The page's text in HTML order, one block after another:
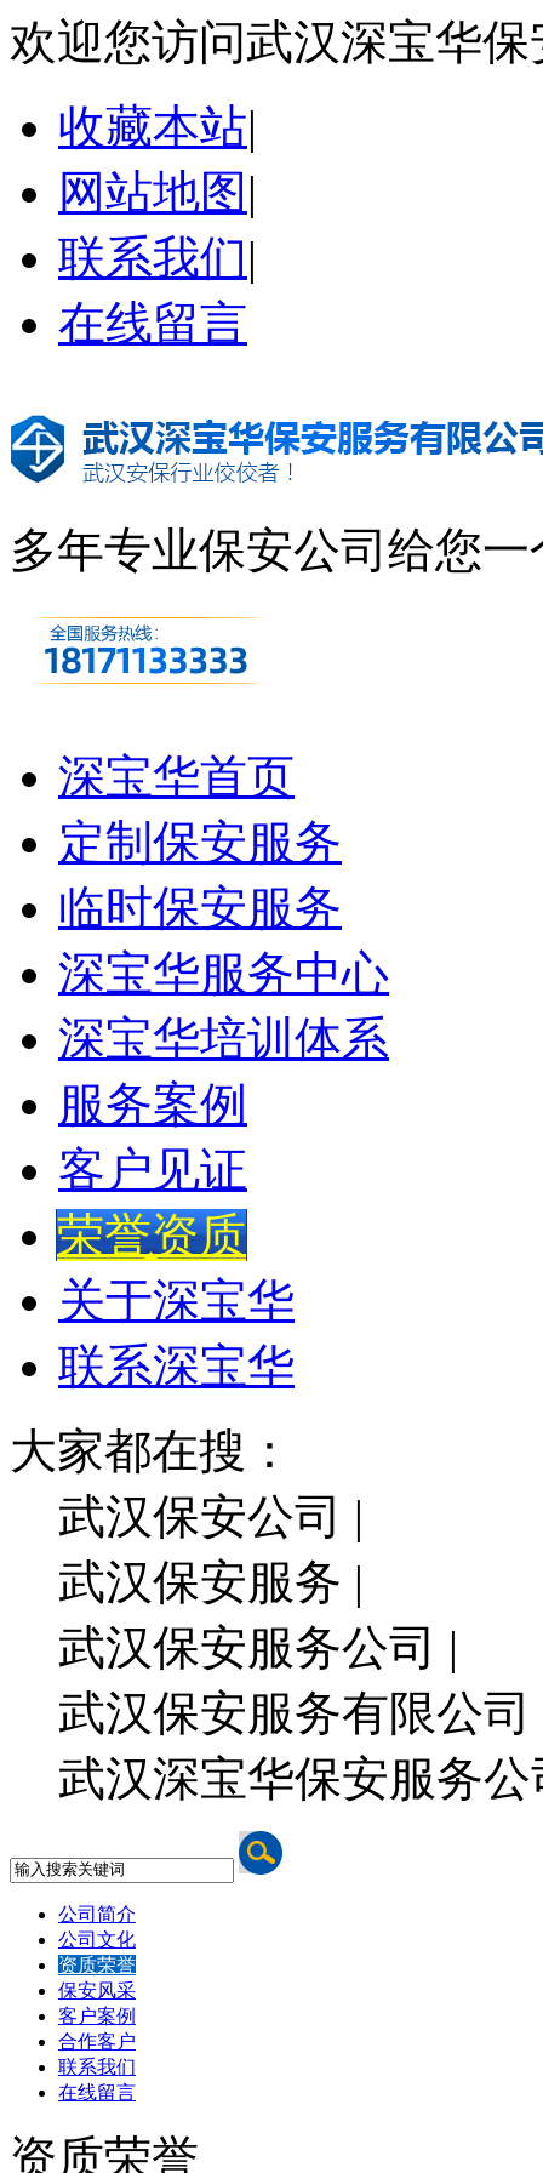
欢迎您访问武汉深宝华
收藏本站|
网站地图 |
联系我们|
在线留言
多年专业保安公司 给您一
深宝华首页
定制保安服务
临时保安服务
深宝华服务中心
深宝华培训体系
服务案例
客户见证
荣誉资质
关于深宝华
联系深宝华
大家都在搜：
武汉保安公司 |
武汉保安服务 |
武汉保安服务公司 |
武汉保安服务有限公司
武汉深宝华保安服务公
公司简介
公司文化
资质荣誉
保安风采
客户案例
合作客户
联系我们
在线留言
资质荣誉